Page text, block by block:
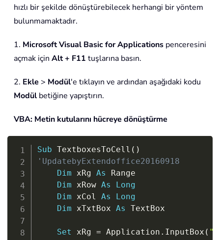
hızlı bir şekilde dönüştürebilecek herhangi bir yöntem
bulunmamaktadır.
1. Microsoft Visual Basic for Applications penceresini
açmak için Alt + F11 tuşlarına basın.
2. Ekle > Modül'e tıklayın ve ardından aşağıdaki kodu
Modül betiğine yapıştırın.
VBA: Metin kutularını hücreye dönüştürme
Sub TextboxesToCell ( )
'UpdatebyExtendoffice20160918
Dim xRg As Range
Dim xRow As
Long
Dim xCol As
Long
Dim xTxtBox As TextBox
Set xRg = Application . InputBox (